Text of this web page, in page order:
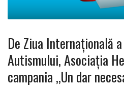
De Ziua Internațională
Autismului, Asociația
campania ,,Un dar